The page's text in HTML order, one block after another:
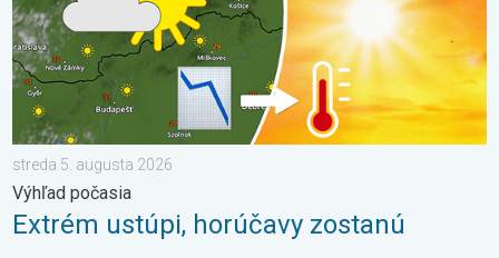
streda 5. augusta 2026
Výhľad počasia
Extrém ustúpi, horúčavy zostanú